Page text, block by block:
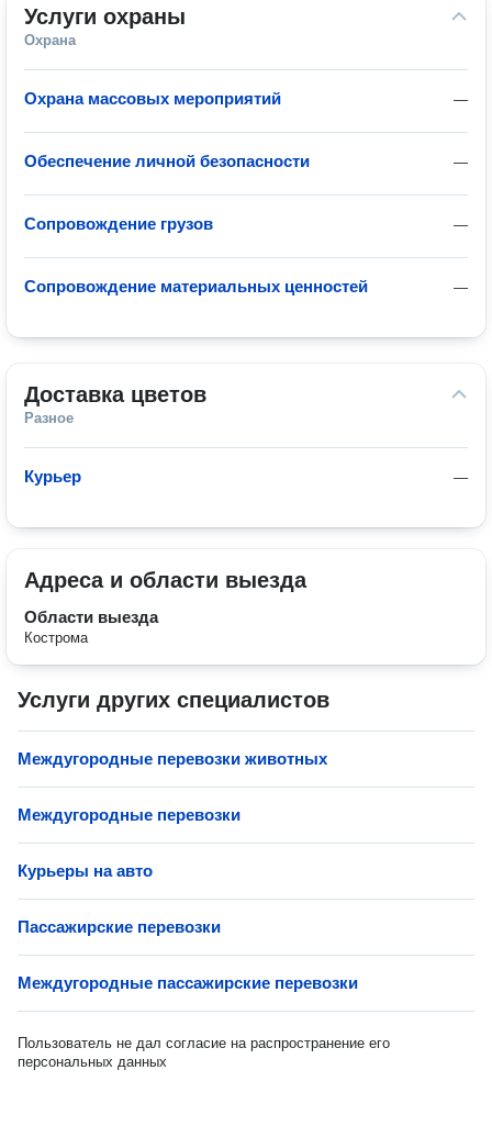
Услуги охраны
Охрана
—
Охрана массовых мероприятий
—
Обеспечение личной безопасности
—
Сопровождение грузов
—
Сопровождение материальных ценностей
Доставка цветов
Разное
—
Курьер
Адреса и области выезда
Области выезда
Кострома
Услуги других специалистов
Междугородные перевозки животных
Междугородные перевозки
Курьеры на авто
Пассажирские перевозки
Междугородные пассажирские перевозки
Пользователь не дал согласие на распространение его
персональных данных